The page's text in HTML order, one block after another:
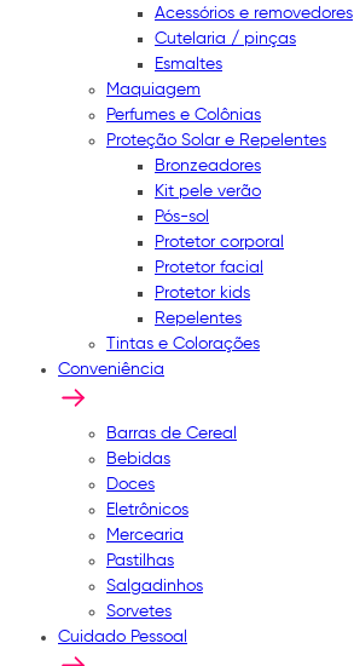
Acessórios e removedores
Cutelaria / pinças
Esmaltes
Maquiagem
Perfumes e Colônias
Proteção Solar e Repelentes
Bronzeadores
Kit pele verão
Pós-sol
Protetor corporal
Protetor facial
Protetor kids
Repelentes
Tintas e Colorações
Conveniência
Barras de Cereal
Bebidas
Doces
Eletrônicos
Mercearia
Pastilhas
Salgadinhos
Sorvetes
Cuidado Pessoal